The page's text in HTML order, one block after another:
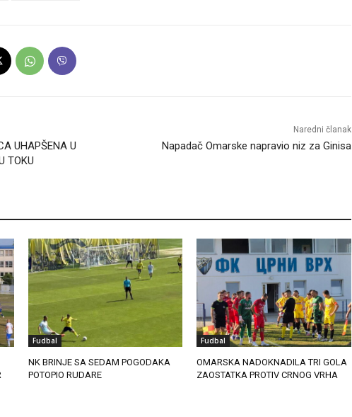
UHAPŠENA U
TOKU
Naredni članak
Napadač Omarske napravio niz za Ginisa
Fudbal
NK BRINJE SA SEDAM POGODAKA
POTOPIO RUDARE
Fudbal
OMARSKA NADOKNADILA TRI GOLA
ZAOSTATKA PROTIV CRNOG VRHA